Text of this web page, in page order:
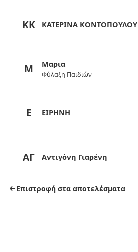
ΚΚ ΚΑΤΕΡΙΝΑ ΚΟΝΤΟΠΟΥΛΟΥ
M Mαρια
Φύλαξη Παιδιών
Ε ΕΙΡΗΝΗ
ΑΓ Αντιγόνη Γιαρένη
Επιστροφή στα αποτελέσματα